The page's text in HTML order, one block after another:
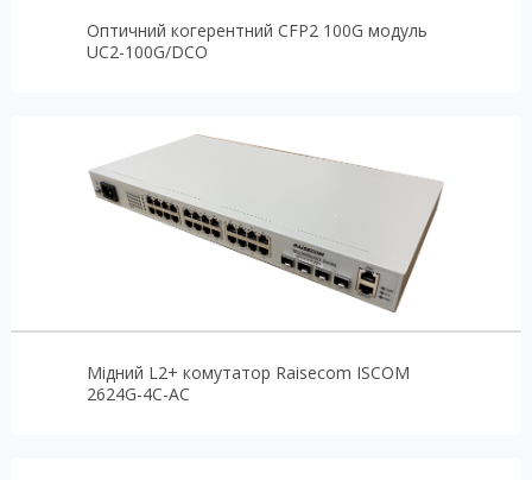
Оптичний когерентний CFP2 100G модуль
UC2-100G/DCO
Мідний L2+ комутатор Raisecom ISCOM
2624G-4C-AC